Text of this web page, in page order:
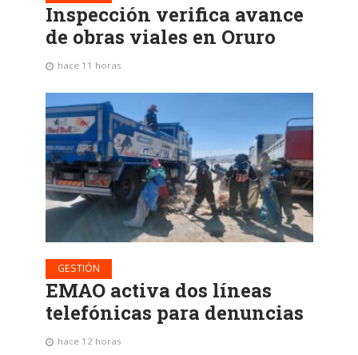
Inspección verifica avance
de obras viales en Oruro
hace 11 horas
GESTIÓN
EMAO activa dos líneas
telefónicas para denuncias
hace 12 horas